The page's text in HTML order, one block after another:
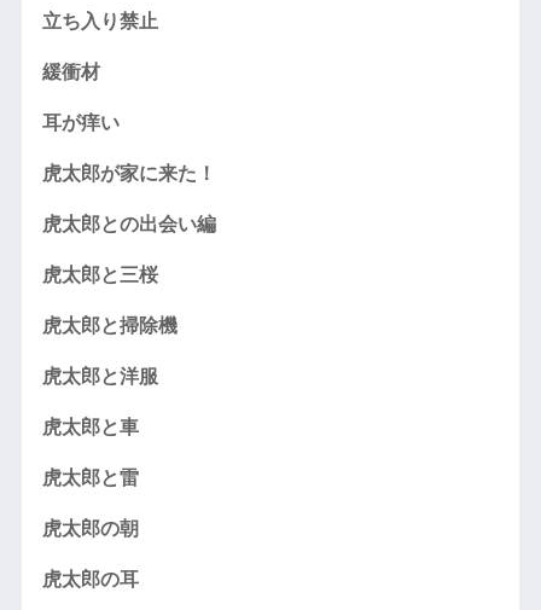
立ち入り禁止
緩衝材
耳が痒い
虎太郎が家に来た！
虎太郎との出会い編
虎太郎と三桜
虎太郎と掃除機
虎太郎と洋服
虎太郎と車
虎太郎と雷
虎太郎の朝
虎太郎の耳